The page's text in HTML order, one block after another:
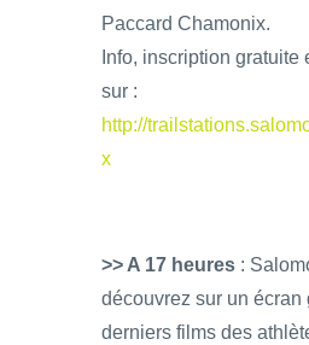
Paccard Chamonix.
Info, inscription gratuite
sur :
http://
x
>> A 17 heures :
découvrez sur un écran
derniers films des